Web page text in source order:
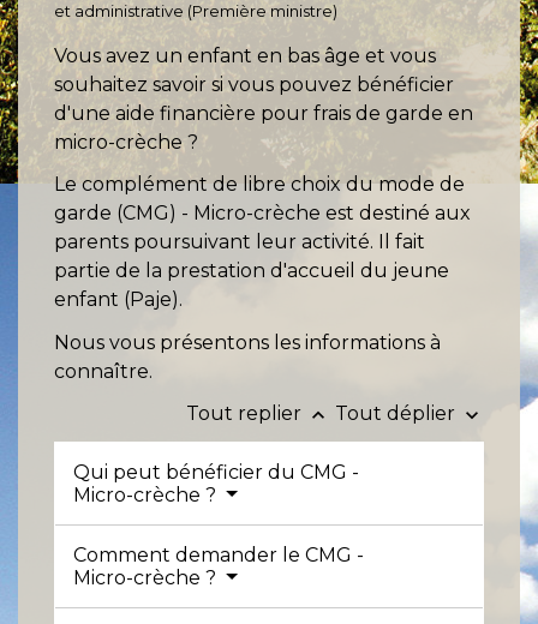
et administrative (Première ministre)
Vous avez un enfant en bas âge et vous
souhaitez savoir si vous pouvez bénéficier
d'une aide financière pour frais de garde en
micro-crèche ?
Le complément de libre choix du mode de
garde (CMG) - Micro-crèche est destiné aux
parents poursuivant leur activité. Il fait
partie de la prestation d'accueil du jeune
enfant (Paje).
Nous vous présentons les informations à
connaître.
Tout replier keyboard_arrow_up Tout déplier keyboard_arrow_down
Qui peut bénéficier du CMG -
Micro-crèche ?
Comment demander le CMG -
Micro-crèche ?